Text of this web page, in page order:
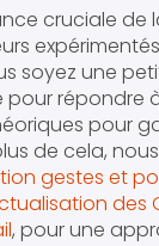
cruciale de
soyez une
répondre
pour
de cela,
gestes et
des
, pour une